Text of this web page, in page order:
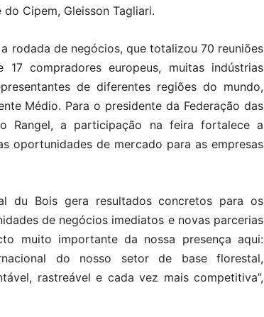
Cipem, Gleisson Tagliari.
rodada de negócios, que totalizou 70 reuniões
17 compradores europeus, muitas indústrias
de diferentes regiões do mundo,
Médio. Para o presidente da Federação das
Rangel, a participação na feira fortalece a
oportunidades de mercado para as empresas
du Bois gera resultados concretos para os
de negócios imediatos e novas parcerias
muito importante da nossa presença aqui:
do nosso setor de base florestal,
rastreável e cada vez mais competitiva”,